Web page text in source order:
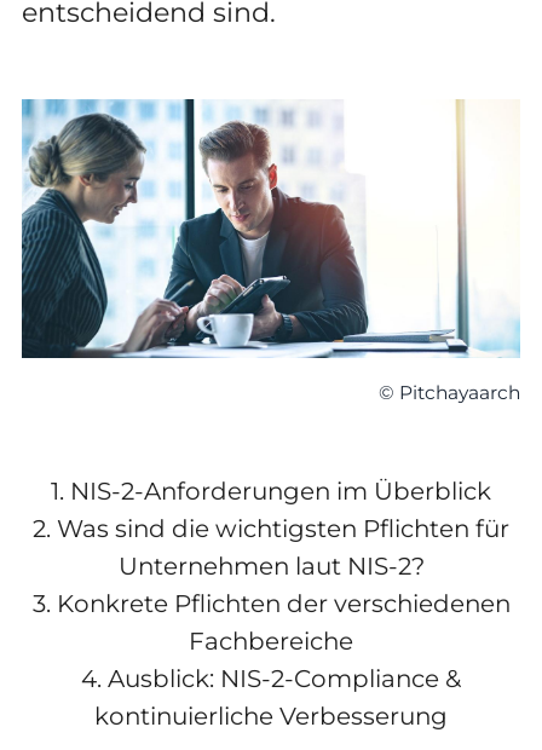
entscheidend sind.
© Pitchayaarch
1. NIS-2-Anforderungen im Überblick
2. Was sind die wichtigsten Pflichten für
Unternehmen laut NIS-2?
3. Konkrete Pflichten der verschiedenen
Fachbereiche
4. Ausblick: NIS-2-Compliance &
kontinuierliche Verbesserung